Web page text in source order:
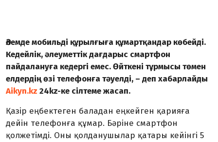
Әлемде мобильді құрылғыға құмартқандар көбейді.
Кедейлік, әлеуметтік дағдарыс смартфон
пайдалануға кедергі емес. Өйткені тұрмысы төмен
елдердің өзі телефонға тәуелді, – деп хабарлайды
Aikyn.kz 24kz-ке сілтеме жасап.
Қазір еңбектеген баладан еңкейген қарияға
дейін телефонға құмар. Бәріне смартфон
қолжетімді. Оны қолданушылар қатары кейінгі 5